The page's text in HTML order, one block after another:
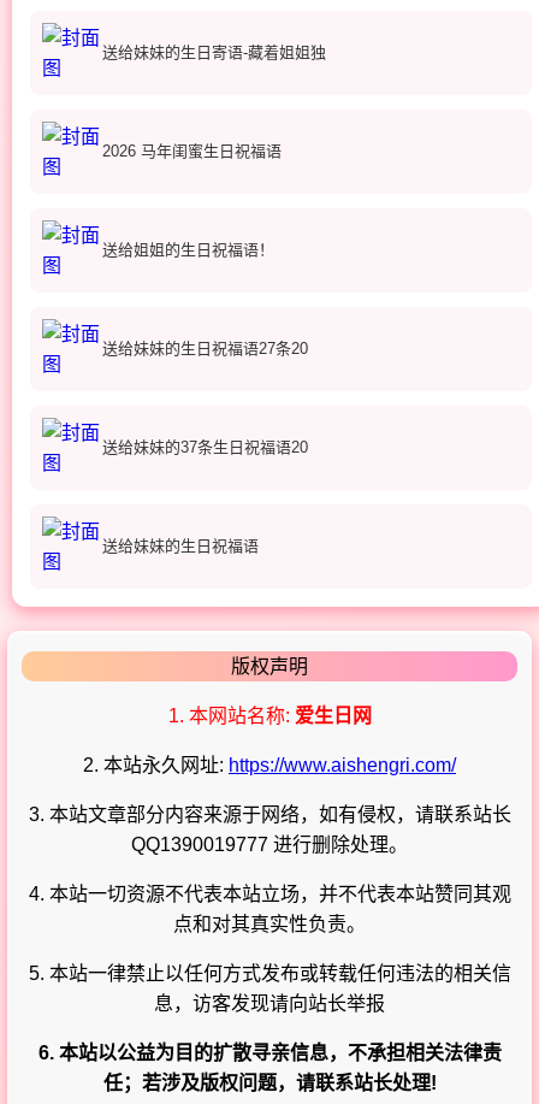
送给妹妹的生日寄语-藏着姐姐独
2026 马年闺蜜生日祝福语
送给姐姐的生日祝福语！
送给妹妹的生日祝福语27条20
送给妹妹的37条生日祝福语20
送给妹妹的生日祝福语
版权声明
1. 本网站名称: 爱生日网
2. 本站永久网址: https://www.aishengri.com/
3. 本站文章部分内容来源于网络，如有侵权，请联系站长
QQ1390019777 进行删除处理。
4. 本站一切资源不代表本站立场，并不代表本站赞同其观
点和对其真实性负责。
5. 本站一律禁止以任何方式发布或转载任何违法的相关信
息，访客发现请向站长举报
6. 本站以公益为目的扩散寻亲信息，不承担相关法律责
任；若涉及版权问题，请联系站长处理!